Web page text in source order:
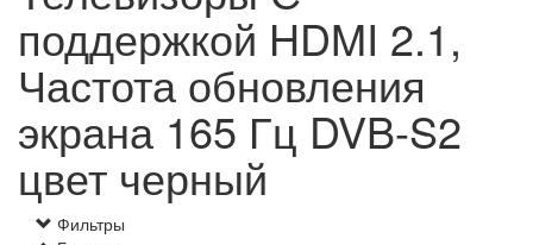
поддержкой HDMI 2.1,
Частота обновления
экрана 165 Гц DVB-S2
цвет черный
Фильтры